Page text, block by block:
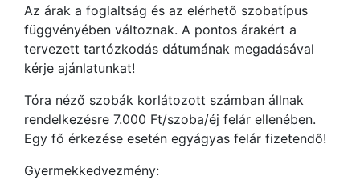
Az árak a foglaltság és az elérhető szobatípus
függvényében változnak. A pontos árakért a
tervezett tartózkodás dátumának megadásával
kérje ajánlatunkat!
Tóra néző szobák korlátozott számban állnak
rendelkezésre 7.000 Ft/szoba/éj felár ellenében.
Egy fő érkezése esetén egyágyas felár fizetendő!
Gyermekkedvezmény: